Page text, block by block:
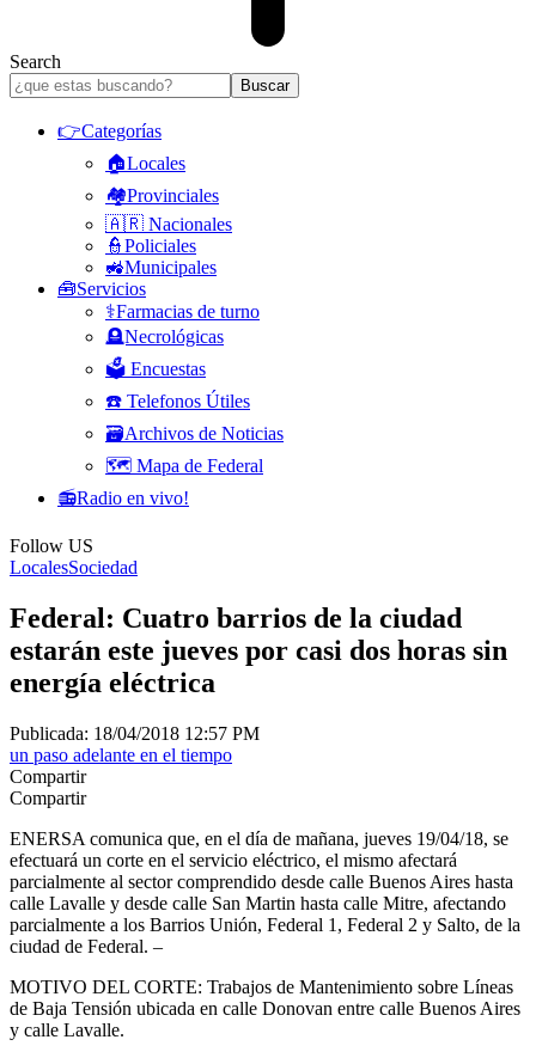
Search
👉Categorías
🏠Locales
🏘️Provinciales
🇦🇷 Nacionales
👮Policiales
🚜Municipales
🧰Servicios
⚕️Farmacias de turno
🪦Necrológicas
🗳️ Encuestas
☎️ Telefonos Útiles
🗃️Archivos de Noticias
🗺️ Mapa de Federal
📻Radio en vivo!
Follow US
LocalesSociedad
Federal: Cuatro barrios de la ciudad
estarán este jueves por casi dos horas sin
energía eléctrica
Publicada: 18/04/2018 12:57 PM
un paso adelante en el tiempo
Compartir
Compartir
ENERSA comunica que, en el día de mañana, jueves 19/04/18, se
efectuará un corte en el servicio eléctrico, el mismo afectará
parcialmente al sector comprendido desde calle Buenos Aires hasta
calle Lavalle y desde calle San Martin hasta calle Mitre, afectando
parcialmente a los Barrios Unión, Federal 1, Federal 2 y Salto, de la
ciudad de Federal. –
MOTIVO DEL CORTE: Trabajos de Mantenimiento sobre Líneas
de Baja Tensión ubicada en calle Donovan entre calle Buenos Aires
y calle Lavalle.